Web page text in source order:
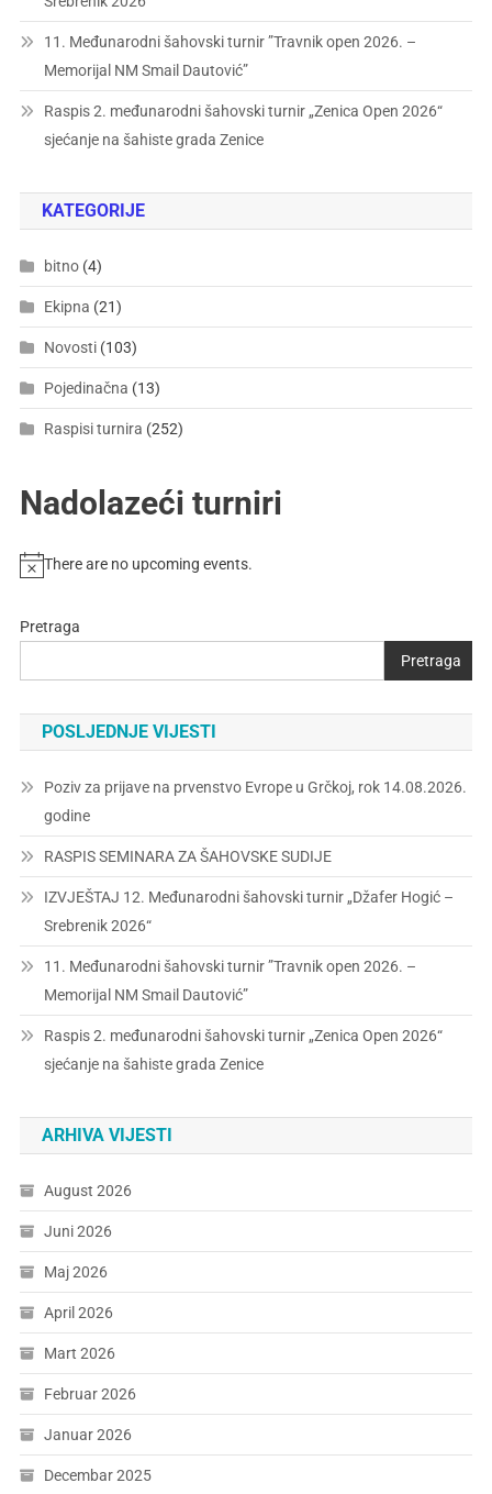
11. Međunarodni šahovski turnir ”Travnik open 2026. –
Memorijal NM Smail Dautović”
Raspis 2. međunarodni šahovski turnir „Zenica Open 2026“
sjećanje na šahiste grada Zenice
KATEGORIJE
bitno(4)
Ekipna (21)
Novosti(103)
Pojedinačna (13)
Raspisi turnira (252)
Nadolazeći turniri
There are no upcoming events.
Pretraga
Pretraga
POSLJEDNJE VIJESTI
Poziv za prijave na prvenstvo Evrope u Grčkoj, rok 14.08.2026.
godine
RASPIS SEMINARA ZA ŠAHOVSKE SUDIJE
IZVJEŠTAJ 12. Međunarodni šahovski turnir „Džafer Hogić –
Srebrenik 2026“
11. Međunarodni šahovski turnir ”Travnik open 2026. –
Memorijal NM Smail Dautović”
Raspis 2. međunarodni šahovski turnir „Zenica Open 2026“
sjećanje na šahiste grada Zenice
ARHIVA VIJESTI
August 2026
Juni 2026
Maj 2026
April 2026
Mart 2026
Februar 2026
Januar 2026
Decembar 2025